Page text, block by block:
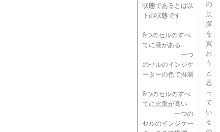
状態であるとは以
下の状態です
6つのセルのすべ
てに液がある
一つ
のセルのインジケ
ーターの色で推測
6つのセルのすべ
てに比重が高い
一つの
セルのインジケー
の
魚
探
を
買
お
う
と
思
っ
て
い
る